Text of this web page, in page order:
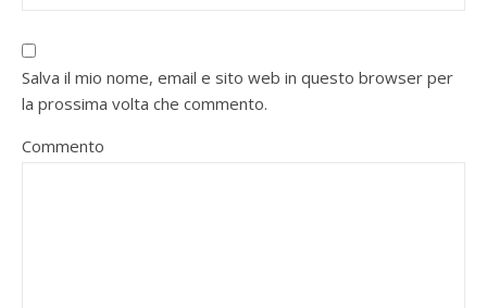
Salva il mio nome, email e sito web in questo browser per
la prossima volta che commento.
Commento